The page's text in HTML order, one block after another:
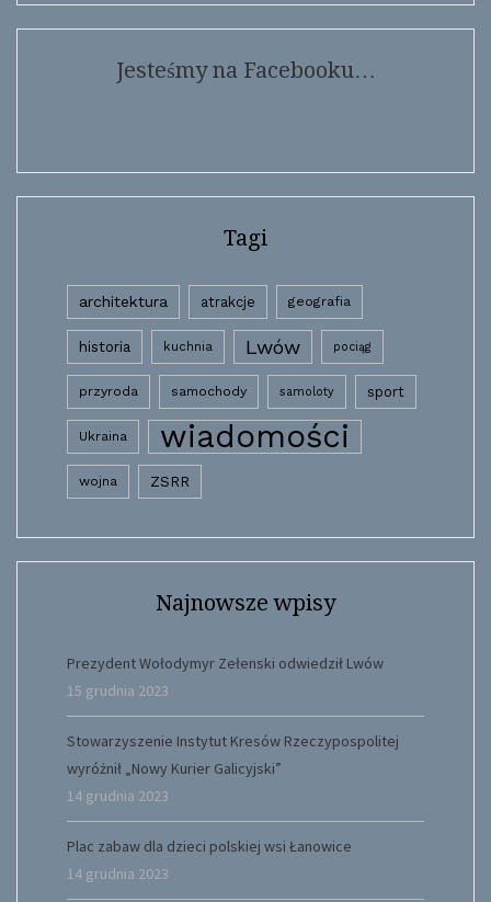
Jesteśmy na Facebooku…
Tagi
architektura atrakcje geografia
historia kuchnia Lwów pociąg
przyroda samochody samoloty sport
Ukraina wiadomości
wojna ZSRR
Najnowsze wpisy
Prezydent Wołodymyr Zełenski odwiedził Lwów
15 grudnia 2023
Stowarzyszenie Instytut Kresów Rzeczypospolitej
wyróżnił „Nowy Kurier Galicyjski”
14 grudnia 2023
Plac zabaw dla dzieci polskiej wsi Łanowice
14 grudnia 2023